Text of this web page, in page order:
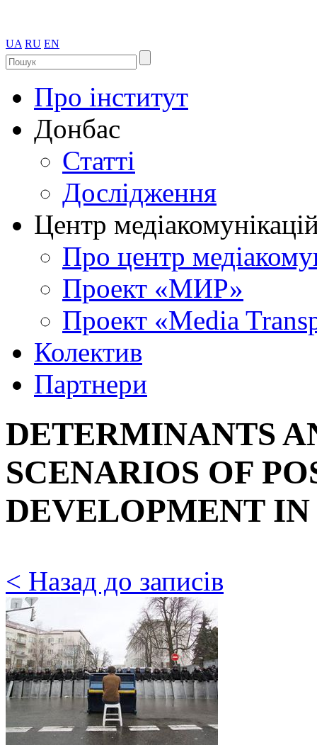
UA RU EN
Про інститут
Донбас
Статті
Дослідження
Центр
Про центр
Проект «МИР»
Проект «Media
Колектив
Партнери
DETERMINANTS
SCENARIOS OF
DEVELOPMENT
< Назад до записів